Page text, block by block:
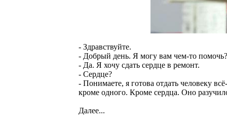
- Здравствуйте.
- Добрый день. Я могу вам чем-то помочь?
- Да. Я хочу сдать сердце в ремонт.
- Сердце?
- Понимаете, я готова отдать человеку
кроме одного. Кроме сердца. Оно
Далее...